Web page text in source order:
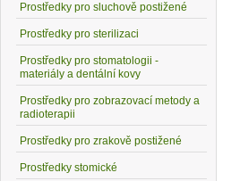
Prostředky pro sluchově postižené
Prostředky pro sterilizaci
Prostředky pro stomatologii -
materiály a dentální kovy
Prostředky pro zobrazovací metody a
radioterapii
Prostředky pro zrakově postižené
Prostředky stomické